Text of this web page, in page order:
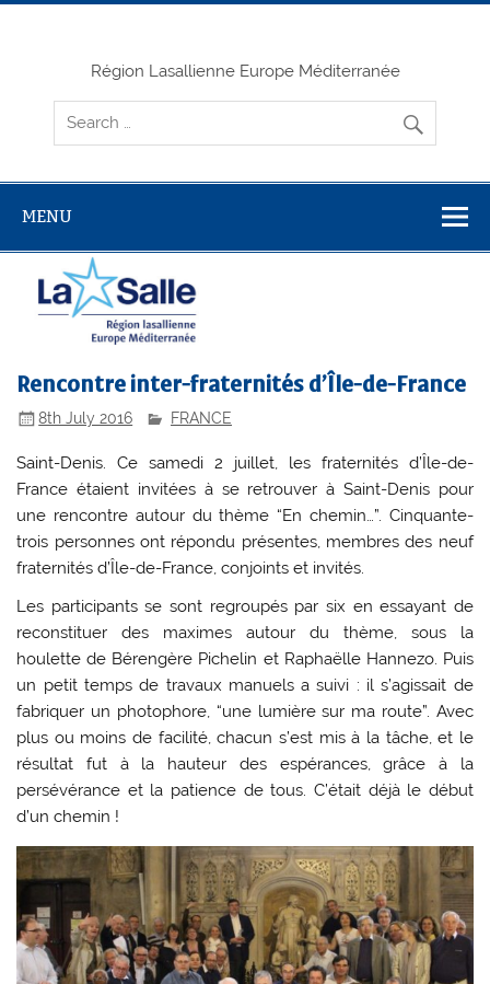
Skip
Région Lasallienne Europe Méditerranée
MENU
Rencontre inter-fraternités d’Île-de-France
8th July 2016 FRANCE
Saint-Denis. Ce samedi 2 juillet, les fraternités d’Île-de-
France étaient invitées à se retrouver à Saint-Denis pour
une rencontre autour du thème “En chemin…”. Cinquante-
trois personnes ont répondu présentes, membres des neuf
fraternités d’Île-de-France, conjoints et invités.
Les participants se sont regroupés par six en essayant de
reconstituer des maximes autour du thème, sous la
houlette de Bérengère Pichelin et Raphaëlle Hannezo. Puis
un petit temps de travaux manuels a suivi : il s’agissait de
fabriquer un photophore, “une lumière sur ma route”. Avec
plus ou moins de facilité, chacun s’est mis à la tâche, et le
résultat fut à la hauteur des espérances, grâce à la
persévérance et la patience de tous. C’était déjà le début
d’un chemin !